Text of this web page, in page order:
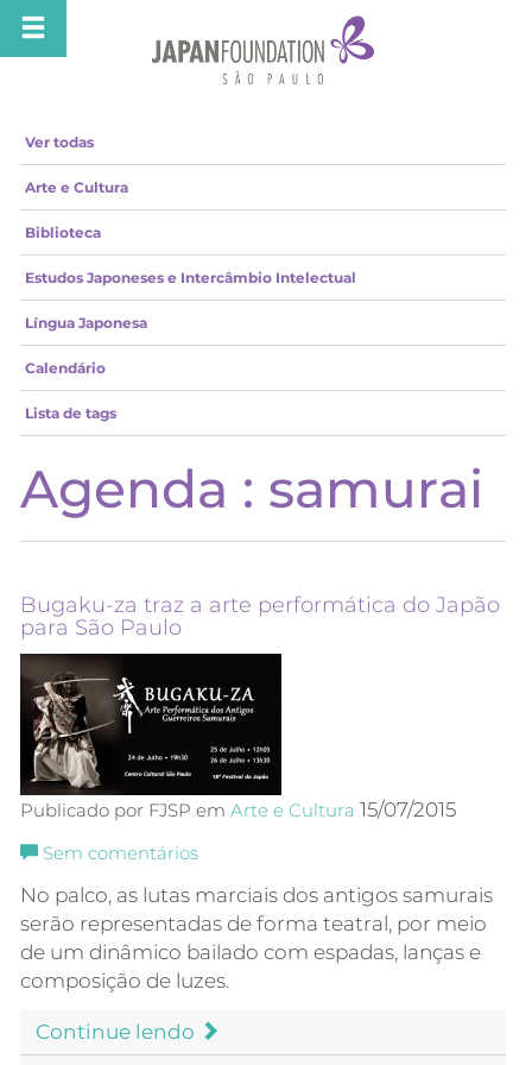
Ver todas
Arte e Cultura
Biblioteca
Estudos Japoneses e Intercâmbio Intelectual
Língua Japonesa
Calendário
Lista de tags
Agenda : samurai
Bugaku-za traz a arte performática do Japão
para São Paulo
Publicado por FJSP em Arte e Cultura 15/07/2015
Sem comentários
No palco, as lutas marciais dos antigos samurais
serão representadas de forma teatral, por meio
de um dinâmico bailado com espadas, lanças e
composição de luzes.
Continue lendo